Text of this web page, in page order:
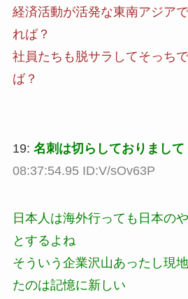
経済活動が活発な東南アジア
れば？
社員たちも脱サラしてそっち
ば？
19: 名刺は切らしておりまして
08:37:54.95 ID:V/sOv63P
日本人は海外行っても日本の
とするよね
そういう企業沢山あったし現
たのは記憶に新しい